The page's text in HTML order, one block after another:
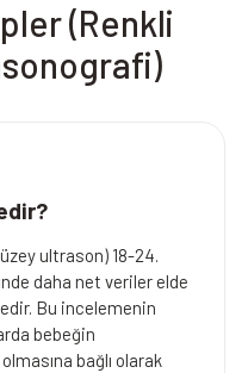
(Renkli
ultrason) 18-24.
daha net veriler elde
Bu incelemenin
bebeğin
bağlı olarak